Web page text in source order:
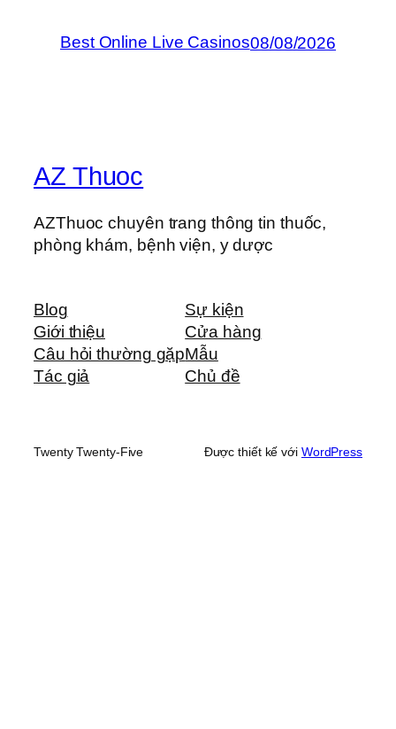
Best Online Live Casinos08/08/2026
AZ Thuoc
AZThuoc chuyên trang thông tin thuốc,
phòng khám, bệnh viện, y dược
Blog
Giới thiệu
Câu hỏi thường gặp
Tác giả
Sự kiện
Cửa hàng
Mẫu
Chủ đề
Twenty Twenty-Five Được thiết kế với WordPress